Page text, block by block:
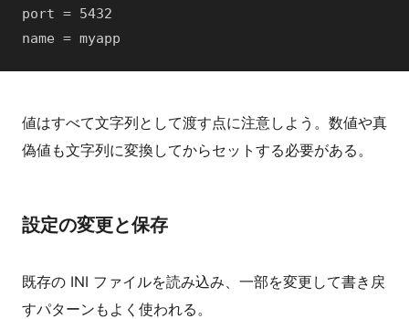
port = 5432
name = myapp
値はすべて文字列として渡す点に注意しよう。数値や真
偽値も文字列に変換してからセットする必要がある。
設定の変更と保存
既存の INI ファイルを読み込み、一部を変更して書き戻
すパターンもよく使われる。